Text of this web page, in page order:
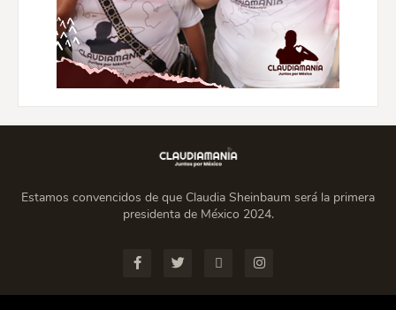
Estamos convencidos de que Claudia Sheinbaum será la primera
presidenta de México 2024.